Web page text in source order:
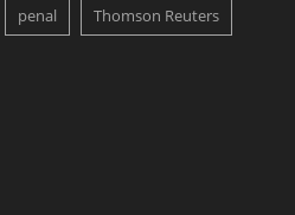
penal Thomson Reuters